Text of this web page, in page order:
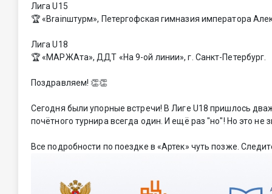
Лига U15
🏆 «Brainштурм», Петергофская гимназия императора
Лига U18
🏆 «МАРЖАта», ДДТ «На 9-ой линии», г. Санкт-Петербург.
Поздравляем! 👏👏
Сегодня были упорные встречи! В Лиге U18 пришлось
почётного турнира всегда один. И ещё раз "но"! Но это не
Все подробности по поездке в «Артек» чуть позже.